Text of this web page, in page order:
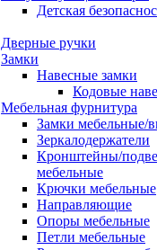
Детская
Дверные ручки
Замки
Навесные замки
Кодовые
Мебельная фурнитура
Замки мебельные/
Зеркалодержатели
Кронштейны/
мебельные
Крючки мебельные
Направляющие
Опоры мебельные
Петли мебельные